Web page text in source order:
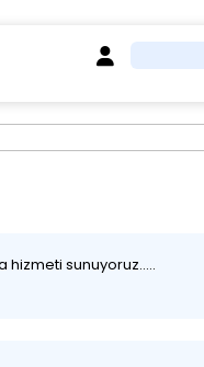
sunuyoruz.....